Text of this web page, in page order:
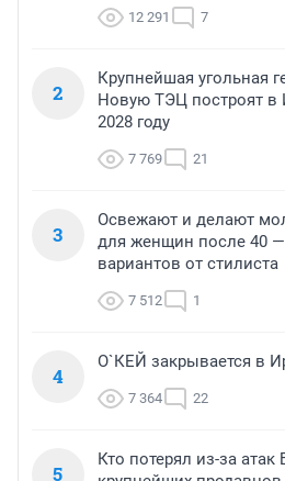
12 291 7
2
Крупнейшая угольная
Новую ТЭЦ построят в
2028 году
7 769 21
3
Освежают и делают
для женщин после 40
вариантов от стилиста
7 512 1
4
О`КЕЙ закрывается в
7 364 22
5
Кто потерял из-за